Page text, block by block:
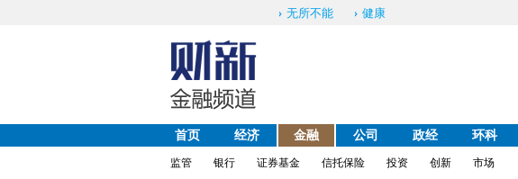
无所不能 健康
首页 经济 金融 公司 政经 环科
监管
银行 证券基金 信托保险 投资 创新 市场